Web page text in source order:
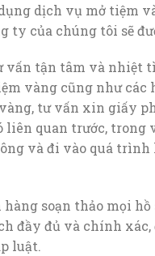
dịch vụ mở tiệm
ty của chúng tôi sẽ
vấn tận tâm và nhiệt
vàng cũng như các
tư vấn xin giấy
liên quan trước, trong
và đi vào quá trình
soạn thảo mọi hồ
đầy đủ và chính
luật.